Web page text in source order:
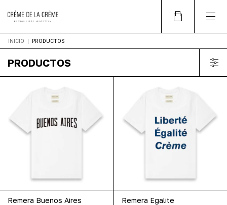
INICIO | PRODUCTOS
PRODUCTOS
Remera Buenos Aires Remera Egalite